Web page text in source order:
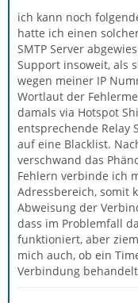
ich kann noch
hatte ich einen
SMTP Server
Support insoweit, als
wegen meiner IP
Wortlaut der
damals via Hotspot
entsprechende Relay
auf eine Blacklist.
verschwand das
Fehlern verbinde ich
Adressbereich, somit
Abweisung der
dass im Problemfall
funktioniert, aber
mich auch, ob ein
Verbindung